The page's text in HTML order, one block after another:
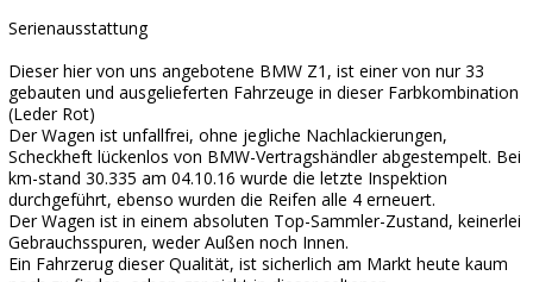
Serienausstattung
Dieser hier von uns angebotene BMW Z1, ist einer von nur 33
gebauten und ausgelieferten Fahrzeuge in dieser Farbkombination
(Leder Rot)
Der Wagen ist unfallfrei, ohne jegliche Nachlackierungen,
Scheckheft lückenlos von BMW-Vertragshändler abgestempelt. Bei
km-stand 30.335 am 04.10.16 wurde die letzte Inspektion
durchgeführt, ebenso wurden die Reifen alle 4 erneuert.
Der Wagen ist in einem absoluten Top-Sammler-Zustand, keinerlei
Gebrauchsspuren, weder Außen noch Innen.
Ein Fahrzerug dieser Qualität, ist sicherlich am Markt heute kaum